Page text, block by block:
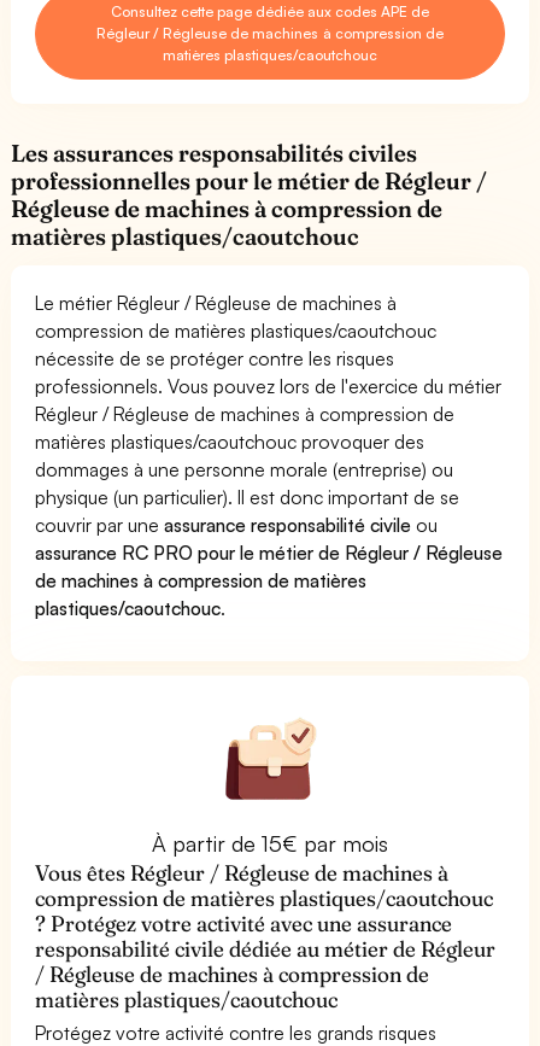
Consultez cette page dédiée aux codes APE de
Régleur / Régleuse de machines à compression de
matières plastiques/caoutchouc
Les assurances responsabilités civiles
professionnelles pour le métier de Régleur /
Régleuse de machines à compression de
matières plastiques/caoutchouc
Le métier Régleur / Régleuse de machines à
compression de matières plastiques/caoutchouc
nécessite de se protéger contre les risques
professionnels. Vous pouvez lors de l'exercice du métier
Régleur / Régleuse de machines à compression de
matières plastiques/caoutchouc provoquer des
dommages à une personne morale (entreprise) ou
physique (un particulier). Il est donc important de se
couvrir par uneassurance responsabilité civile ou
assurance RC PRO pour le métier de Régleur / Régleuse
de machines à compression de matières
plastiques/caoutchouc.
À partir de 15€ par mois
Vous êtes Régleur / Régleuse de machines à
compression de matières plastiques/caoutchouc
? Protégez votre activité avec une assurance
responsabilité civile dédiée au métier de Régleur
/ Régleuse de machines à compression de
matières plastiques/caoutchouc
Protégez votre activité contre les grands risques